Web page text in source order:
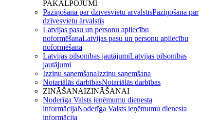
PAKALPOJUMI
Paziņošana par dzīvesvietu ārvalstīsPaziņošana par
dzīvesvietu ārvalstīs
Latvijas pasu un personu apliecību
noformēšanaLatvijas pasu un personu apliecību
noformēšana
Latvijas pilsonības jautājumiLatvijas pilsonības
jautājumi
Izziņu saņemšanaIzziņu saņemšana
Notariālās darbībasNotariālās darbības
ZINĀŠANAIZINĀŠANAI
Noderīga Valsts ieņēmumu dienesta
informācijaNoderīga Valsts ieņēmumu dienesta
informācija